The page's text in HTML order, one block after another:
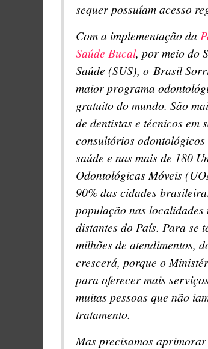
sequer possuíam acesso
Com a implementação da
Saúde Bucal, por meio do
Saúde (SUS), o Brasil
maior programa
gratuito do mundo. São
de dentistas e técnicos em
consultórios odontológicos
saúde e nas mais de 180
Odontológicas Móveis
90% das cidades
população nas localidades
distantes do País. Para se
milhões de atendimentos,
crescerá, porque o
para oferecer mais
muitas pessoas que não
tratamento.
Mas precisamos